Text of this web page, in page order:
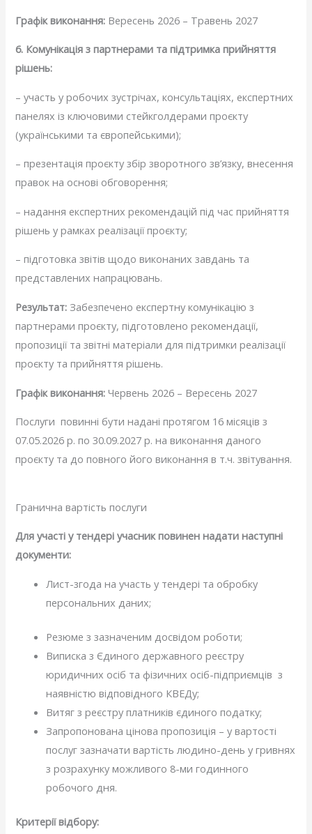
Графік виконання: Вересень 2026 – Травень 2027
6. Комунікація з партнерами та підтримка прийняття
рішень:
– участь у робочих зустрічах, консультаціях, експертних
панелях із ключовими стейкголдерами проєкту
(українськими та європейськими);
– презентація проєкту збір зворотного зв’язку, внесення
правок на основі обговорення;
– надання експертних рекомендацій під час прийняття
рішень у рамках реалізації проєкту;
– підготовка звітів щодо виконаних завдань та
представлених напрацювань.
Результат: Забезпечено експертну комунікацію з
партнерами проєкту, підготовлено рекомендації,
пропозиції та звітні матеріали для підтримки реалізації
проєкту та прийняття рішень.
Графік виконання:Червень 2026 – Вересень 2027
Послуги повинні бути надані протягом 16 місяців з
07.05.2026 р. по 30.09.2027 р. на виконання даного
проєкту та до повного його виконання в т.ч. звітування.
Гранична вартість послуги
Для участі у тендері учасник повинен надати наступні
документи:
Лист-згода на участь у тендері та обробку
персональних даних;
Резюме з зазначеним досвідом роботи;
Виписка з Єдиного державного реєстру
юридичних осіб та фізичних осіб-підприємців з
наявністю відповідного КВЕДу;
Витяг з реєстру платників єдиного податку;
Запропонована цінова пропозиція – у вартості
послуг зазначати вартість людино-день у гривнях
з розрахунку можливого 8-ми годинного
робочого дня.
Критерії відбору: